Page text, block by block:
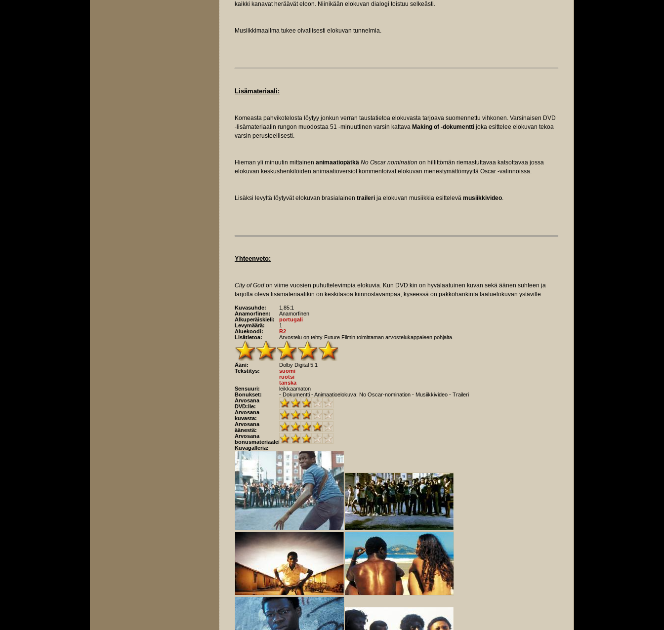
kaikki kanavat heräävät eloon. Niinikään elokuvan dialogi toistuu selkeästi.
Musiikkimaailma tukee oivallisesti elokuvan tunnelmia.
Lisämateriaali:
Komeasta pahvikotelosta löytyy jonkun verran taustatietoa elokuvasta tarjoava suomennettu vihkonen. Varsinaisen DVD
-lisämateriaalin rungon muodostaa 51 -minuuttinen varsin kattava Making of -dokumentti joka esittelee elokuvan tekoa
varsin perusteellisesti.
Hieman yli minuutin mittainen animaatiopätkä No Oscar nomination on hillittömän riemastuttavaa katsottavaa jossa
elokuvan keskushenkilöiden animaatioversiot kommentoivat elokuvan menestymättömyyttä Oscar -valinnoissa.
Lisäksi levyltä löytyvät elokuvan brasialainen traileri ja elokuvan musiikkia esittelevä musiikkivideo.
Yhteenveto:
City of God on viime vuosien puhuttelevimpia elokuvia. Kun DVD:kin on hyvälaatuinen kuvan sekä äänen suhteen ja
tarjolla oleva lisämateriaalikin on keskitasoa kiinnostavampaa, kyseessä on pakkohankinta laatuelokuvan ystäville.
Kuvasuhde:
1,85:1
Anamorfinen:
Anamorfinen
Alkuperäiskieli:
portugali
Levymäärä:
1
Aluekoodi:
R2
Lisätietoa:
Arvostelu on tehty Future Filmin toimittaman arvostelukappaleen pohjalta.
Ääni:
Dolby Digital 5.1
Tekstitys:
suomi
ruotsi
tanska
Sensuuri:
leikkaamaton
Bonukset:
- Dokumentti - Animaatioelokuva: No Oscar-nomination - Musiikkivideo - Traileri
Arvosana
DVD:lle:
Arvosana
kuvasta:
Arvosana
äänestä:
Arvosana
bonusmateriaaleista:
Kuvagalleria: